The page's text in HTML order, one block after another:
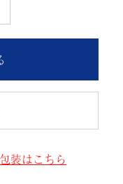
装はこちら